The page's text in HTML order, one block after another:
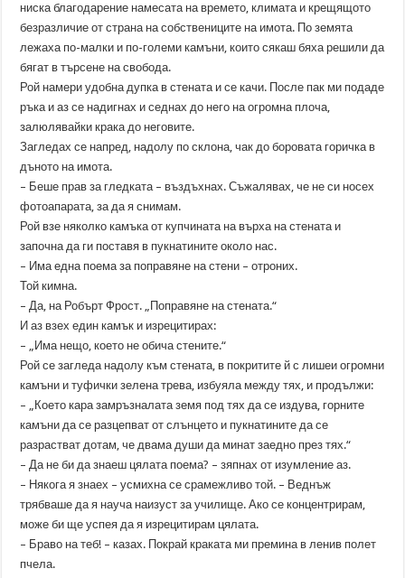
ниска благодарение намесата на времето, климата и крещящото
безразличие от страна на собствениците на имота. По земята
лежаха по-малки и по-големи камъни, които сякаш бяха решили да
бягат в търсене на свобода.
Рой намери удобна дупка в стената и се качи. После пак ми подаде
ръка и аз се надигнах и седнах до него на огромна плоча,
залюлявайки крака до неговите.
Загледах се напред, надолу по склона, чак до боровата горичка в
дъното на имота.
– Беше прав за гледката – въздъхнах. Съжалявах, че не си носех
фотоапарата, за да я снимам.
Рой взе няколко камъка от купчината на върха на стената и
започна да ги поставя в пукнатините около нас.
– Има една поема за поправяне на стени – отроних.
Той кимна.
– Да, на Робърт Фрост. „Поправяне на стената.“
И аз взех един камък и изрецитирах:
– „Има нещо, което не обича стените.“
Рой се загледа надолу към стената, в покритите й с лишеи огромни
камъни и туфички зелена трева, избуяла между тях, и продължи:
– „Което кара замръзналата земя под тях да се издува, горните
камъни да се разцепват от слънцето и пукнатините да се
разрастват дотам, че двама души да минат заедно през тях.“
– Да не би да знаеш цялата поема? – зяпнах от изумление аз.
– Някога я знаех – усмихна се срамежливо той. – Веднъж
трябваше да я науча наизуст за училище. Ако се концентрирам,
може би ще успея да я изрецитирам цялата.
– Браво на теб! – казах. Покрай краката ми премина в ленив полет
пчела.